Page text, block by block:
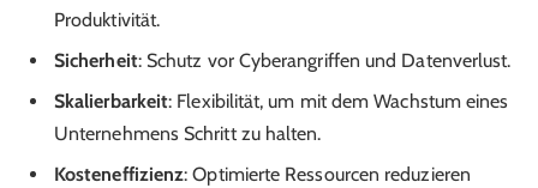
Produktivität.
Sicherheit: Schutz vor Cyberangriffen und Datenverlust.
Skalierbarkeit: Flexibilität, um mit dem Wachstum eines
Unternehmens Schritt zu halten.
Kosteneffizienz: Optimierte Ressourcen reduzieren